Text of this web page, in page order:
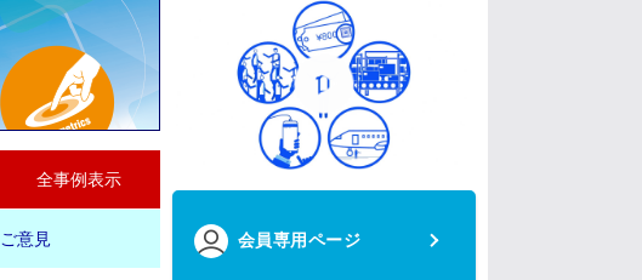
全事例表示
意見 会員専用ページ